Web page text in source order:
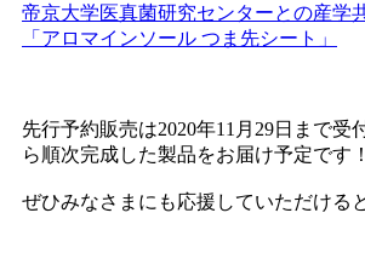
帝京大学医真菌研究センターとの産学
「アロマインソール つま先シート」
先行予約販売は2020年11月29日まで受
ら順次完成した製品をお届け予定です！
ぜひみなさまにも応援していただける